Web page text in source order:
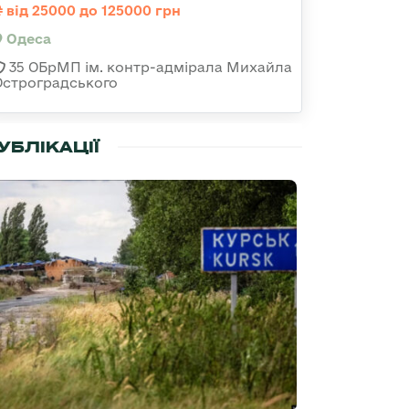
від 25000 до 125000 грн
Одеса
35 ОБрМП ім. контр-адмірала Михайла